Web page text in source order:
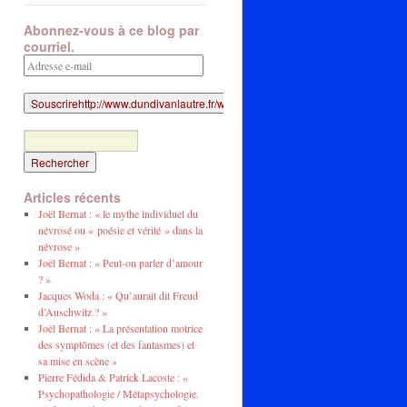
Abonnez-vous à ce blog par
courriel.
Adresse
e-
mail
Articles récents
Joël Bernat : « le mythe individuel du
névrosé ou « poésie et vérité » dans la
névrose »
Joël Bernat : « Peut-on parler d’amour
? »
Jacques Woda : « Qu’aurait dit Freud
d’Auschwitz ? »
Joël Bernat : « La présentation motrice
des symptômes (et des fantasmes) et
sa mise en scène »
Pierre Fédida & Patrick Lacoste : «
Psychopathologie / Métapsychologie.